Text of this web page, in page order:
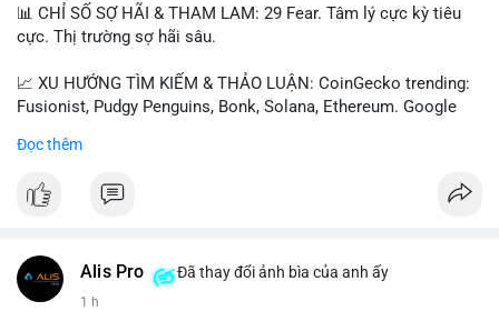
📊 CHỈ SỐ SỢ HÃI & THAM LAM: 29 Fear. Tâm lý cực kỳ tiêu
cực. Thị trường sợ hãi sâu.
📈 XU HƯỚNG TÌM KIẾM & THẢO LUẬN: CoinGecko trending:
Fusionist, Pudgy Penguins, Bonk, Solana, Ethereum. Google
tiêu, vũ khí hạt nhân, đội tuyển Brasil, cúp U20 Châu Á.
UFC 310, Premier League, Champions League, NCAA Football,
MrBeast, Google. Binance Square: nhiều post về lệnh long, lợi
nhuận, $HFT/$SKYAI, $RIVER, $WLD, $ALLO, Top trader 30
Đọc thêm
Alis Pro Đã thay đổi ảnh bìa của anh ấy
1 h